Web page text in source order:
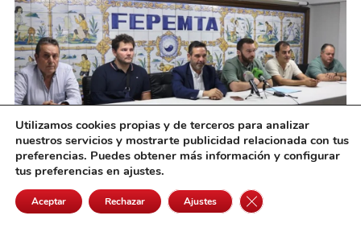
Diputación y FEPEMTA promueven la
transformación de su sede para convertirla en
un centro empresarial
agosto 5, 2026
Utilizamos cookies propias y de terceros para analizar
nuestros servicios y mostrarte publicidad relacionada con tus
preferencias. Puedes obtener más información y configurar
tus preferencias en ajustes.
Aceptar Rechazar Ajustes Cerrar el banner de